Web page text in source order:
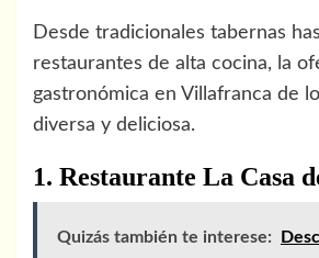
Desde tradicionales tabernas
restaurantes de alta cocina, la
gastronómica en Villafranca de
diversa y deliciosa.
1. Restaurante La Casa
Quizás también te interese: